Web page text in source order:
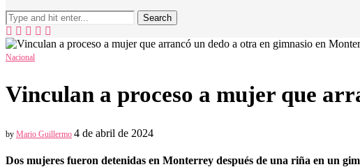
Search
Nacional
Vinculan a proceso a mujer que
by Mario Guillermo 4 de abril de 2024
Dos mujeres fueron detenidas en Monterrey después de una riña en un